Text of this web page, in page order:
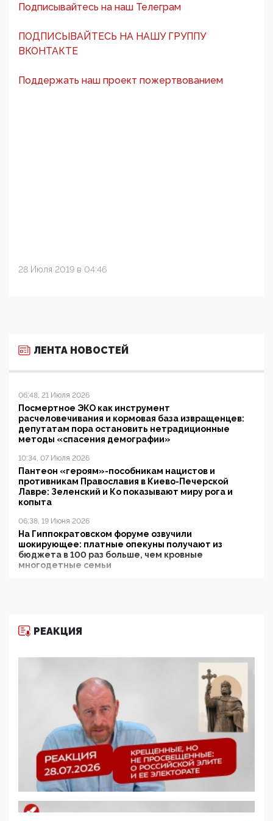
Подписывайтесь на наш Телеграм
ПОДПИСЫВАЙТЕСЬ НА НАШУ ГРУППУ
ВКОНТАКТЕ
Поддержать наш проект пожертвованием
28 Июля 2019 в 04:46
ЛЕНТА НОВОСТЕЙ
06:48, 21 Июля 2026
Посмертное ЭКО как инструмент
расчеловечивания и кормовая база извращенцев:
депутатам пора остановить нетрадиционные
методы «спасения демографии»
10:34, 07 Июля 2026
Пантеон «героям»-пособникам нацистов и
противникам Православия в Киево-Печерской
Лавре: Зеленский и Ко показывают миру рога и
копыта
06:38, 19 Июня 2026
На Гиппократовском форуме озвучили
шокирующее: платные опекуны получают из
бюджета в 100 раз больше, чем кровные
многодетные семьи
11:53, 09 Июня 2026
деятельность ИИТО ЮНЕСКО в России, но
цифроглобалисты продолжают определять
повестку в образовании
09:43, 01 Июня 2026
5G за счет здоровья граждан: Минцифры намерено
отобрать у регионов и муниципалитетов право
защищать жилые дома и социальные объекты от
05:58, 26 Мая 2026
Роскомнадзор освободили от борца с
деструктивным и опасным контентом
07:39, 25 Мая 2026
РЕАКЦИЯ